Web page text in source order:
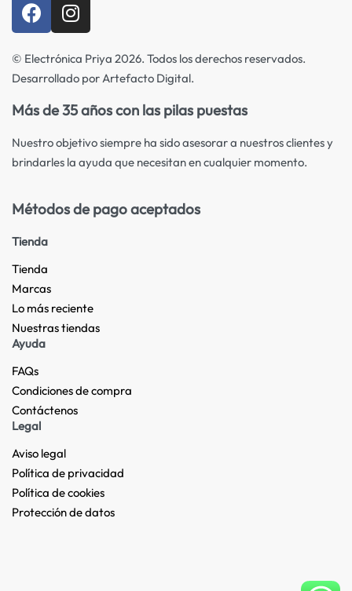
© Electrónica Priya 2026. Todos los derechos reservados.
Desarrollado por Artefacto Digital.
Más de 35 años con las pilas puestas
Nuestro objetivo siempre ha sido asesorar a nuestros clientes y
brindarles la ayuda que necesitan en cualquier momento.
Métodos de pago aceptados
Tienda
Tienda
Marcas
Lo más reciente​
Nuestras tiendas​
Ayuda
FAQs
Condiciones de compra
Contáctenos
Legal
Aviso legal
Política de privacidad
Política de cookies
Protección de datos